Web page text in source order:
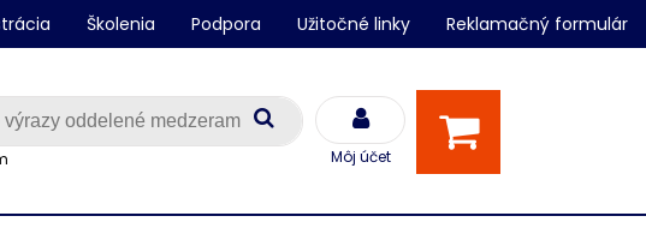
Môj účet
Školenia Podpora Užitočné linky Reklamačný formulár